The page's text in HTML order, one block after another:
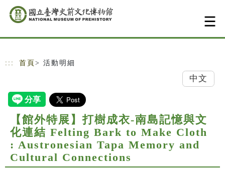
跳到主要內容
網站導覽
::: 首頁 > 活動明細
中文
【館外特展】打樹成衣-南島記憶與文
化連結 Felting Bark to Make Cloth
: Austronesian Tapa Memory and
Cultural Connections